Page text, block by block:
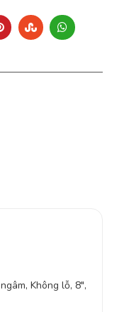
Không lỗ, 8″,